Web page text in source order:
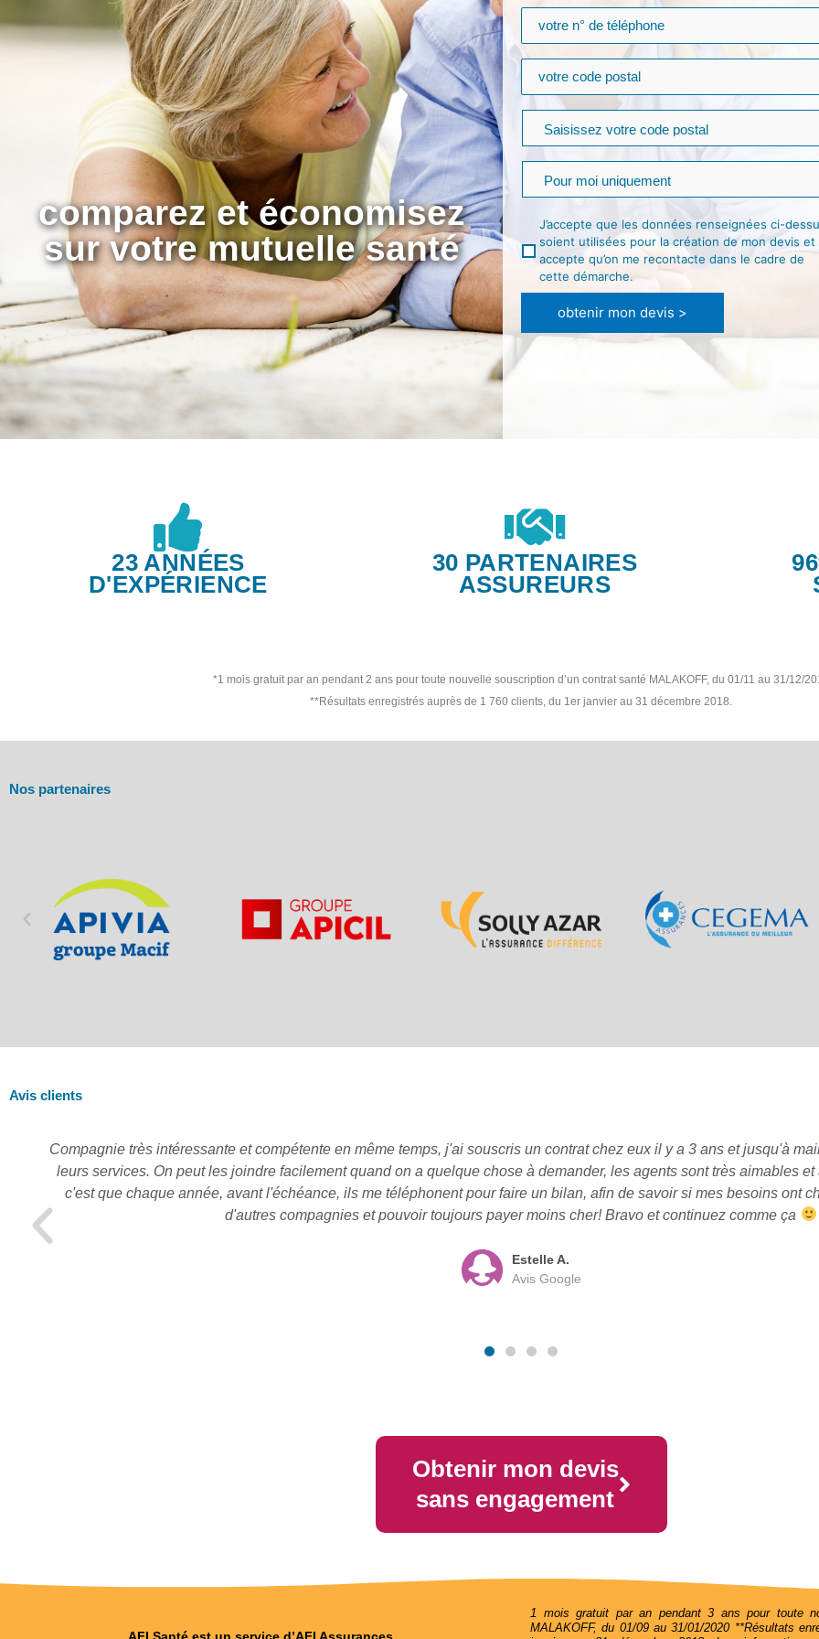
comparez et économisez
sur votre mutuelle santé
J’accepte que les données renseignées ci-
soient utilisées pour la création de mon devis et
accepte qu’on me recontacte dans le cadre de
cette démarche.
obtenir mon devis >
23 ANNÉES
D'EXPÉRIENCE
30 PARTENAIRES
ASSUREURS
*1 mois gratuit par an pendant 2 ans pour toute nouvelle souscription d’un contrat santé MALAKOFF, du 01/11 au 31/12/
**Résultats enregistrés auprès de 1 760 clients, du 1er janvier au 31 décembre 2018.
Nos partenaires
Avis clients
Compagnie très intéressante et compétente en même temps, j'ai souscris un contrat chez eux il y a 3 ans et jusqu'à
leurs services. On peut les joindre facilement quand on a quelque chose à demander, les agents sont très aimables
c'est que chaque année, avant l'échéance, ils me téléphonent pour faire un bilan, afin de savoir si mes besoins ont
d'autres compagnies et pouvoir toujours payer moins cher! Bravo et continuez comme ça
Estelle A.
Avis Google
Obtenir mon devis
sans engagement
AFI Santé est un service d’AFI Assurances
1 mois gratuit par an pendant 3 ans pour toute
MALAKOFF, du 01/09 au 31/01/2020 **Résultats